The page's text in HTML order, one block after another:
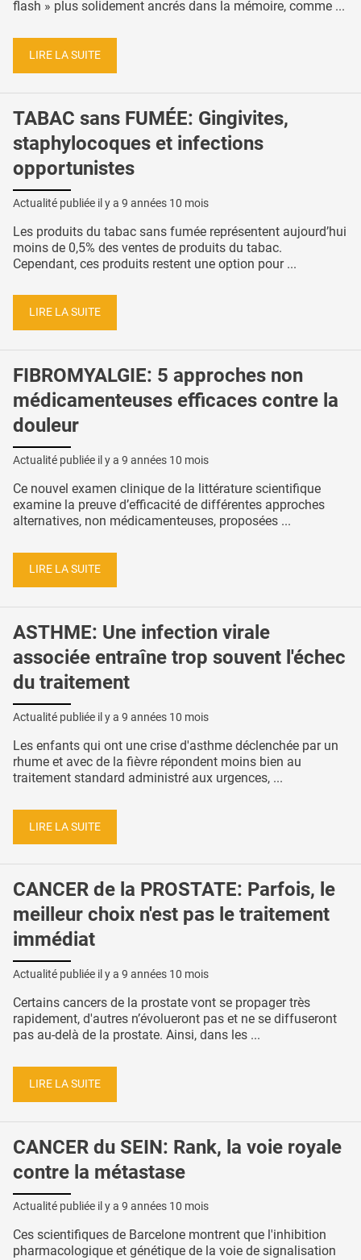
flash » plus solidement ancrés dans la mémoire, comme ...
LIRE LA SUITE
TABAC sans FUMÉE: Gingivites,
staphylocoques et infections
opportunistes
Actualité publiée il y a 9 années 10 mois
Les produits du tabac sans fumée représentent aujourd’hui
moins de 0,5% des ventes de produits du tabac.
Cependant, ces produits restent une option pour ...
LIRE LA SUITE
FIBROMYALGIE: 5 approches non
médicamenteuses efficaces contre la
douleur
Actualité publiée il y a 9 années 10 mois
Ce nouvel examen clinique de la littérature scientifique
examine la preuve d’efficacité de différentes approches
alternatives, non médicamenteuses, proposées ...
LIRE LA SUITE
ASTHME: Une infection virale
associée entraîne trop souvent l'échec
du traitement
Actualité publiée il y a 9 années 10 mois
Les enfants qui ont une crise d'asthme déclenchée par un
rhume et avec de la fièvre répondent moins bien au
traitement standard administré aux urgences, ...
LIRE LA SUITE
CANCER de la PROSTATE: Parfois, le
meilleur choix n'est pas le traitement
immédiat
Actualité publiée il y a 9 années 10 mois
Certains cancers de la prostate vont se propager très
rapidement, d'autres n’évolueront pas et ne se diffuseront
pas au-delà de la prostate. Ainsi, dans les ...
LIRE LA SUITE
CANCER du SEIN: Rank, la voie royale
contre la métastase
Actualité publiée il y a 9 années 10 mois
Ces scientifiques de Barcelone montrent que l'inhibition
pharmacologique et génétique de la voie de signalisation